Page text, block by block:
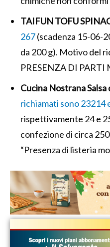
TAIFUN TOFU
267(scadenza 15-06-
da 200 g). Motivo del
PRESENZA DI PARTI
Cucina Nostrana
richiamati sono 23214
rispettivamente 24 e
confezione di circa
“Presenza di listeria